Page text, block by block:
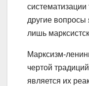
другие
лишь
Марксизм-
чертой
является их